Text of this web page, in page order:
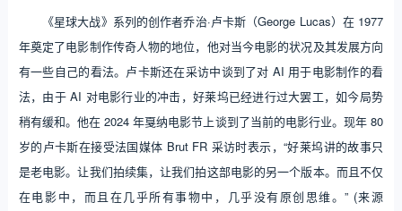
《星球大战》系列的创作者乔治·卢卡斯（George Lucas）在 1977
年奠定了电影制作传奇人物的地位，他对当今电影的状况及其发展方向
有一些自己的看法。卢卡斯还在采访中谈到了对 AI 用于电影制作的看
法，由于 AI 对电影行业的冲击，好莱坞已经进行过大罢工，如今局势
稍有缓和。他在 2024 年戛纳电影节上谈到了当前的电影行业。现年 80
岁的卢卡斯在接受法国媒体 Brut FR 采访时表示，“好莱坞讲的故事只
是老电影。让我们拍续集，让我们拍这部电影的另一个版本。而且不仅
在电影中，而且在几乎所有事物中，几乎没有原创思维。” (来源